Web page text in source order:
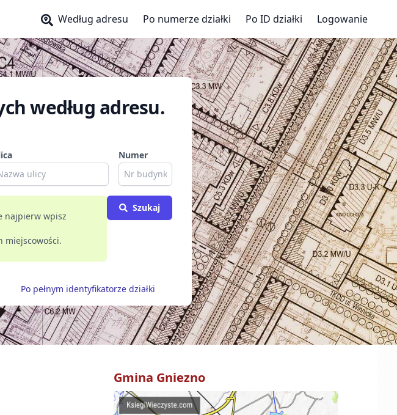
Według adresu Po numerze działki Po ID działki Logowanie
według adresu.
Numer
najpierw wpisz
miejscowości.
Szukaj
Po pełnym identyfikatorze działki
Gmina Gniezno